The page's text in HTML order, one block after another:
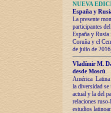
NUEVA
España y
La presente
participantes
España y
Coruña y el
de julio de
Vladímir М.
desde Moscú.
América Latina
la diversidad
actual у lа del
relaciones
estudios